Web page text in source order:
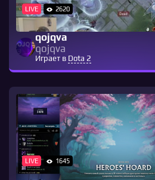
LIVE 2620
qojqva
qojqva
Играет в Dota 2
LIVE 1645